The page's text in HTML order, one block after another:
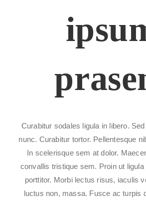
Curabitur sodales ligula in libero.
nunc. Curabitur tortor. Pellentesque
In scelerisque sem at dolor.
convallis tristique sem. Proin ut
porttitor. Morbi lectus risus, iaculis
luctus non, massa. Fusce ac turpis